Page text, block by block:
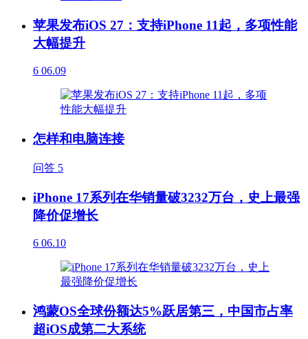
苹果发布iOS 27：支持iPhone 11起，多项性能
大幅提升
6 06.09
怎样和电脑连接
问答 5
iPhone 17系列在华销量破3232万台，史上最强
降价促增长
6 06.10
鸿蒙OS全球份额达5%跃居第三，中国市占率
超iOS成第二大系统